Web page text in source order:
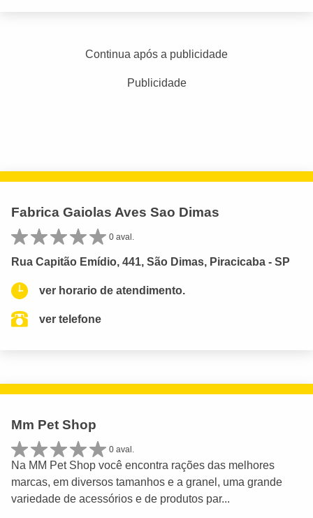
Continua após a publicidade
Publicidade
Fabrica Gaiolas Aves Sao Dimas
0 aval.
Rua Capitão Emídio, 441, São Dimas, Piracicaba - SP
ver horario de atendimento.
ver telefone
Mm Pet Shop
0 aval.
Na MM Pet Shop você encontra rações das melhores
marcas, em diversos tamanhos e a granel, uma grande
variedade de acessórios e de produtos par...